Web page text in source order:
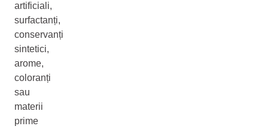
artificiali,
surfactanți,
conservanți
sintetici,
arome,
coloranți
sau
materii
prime